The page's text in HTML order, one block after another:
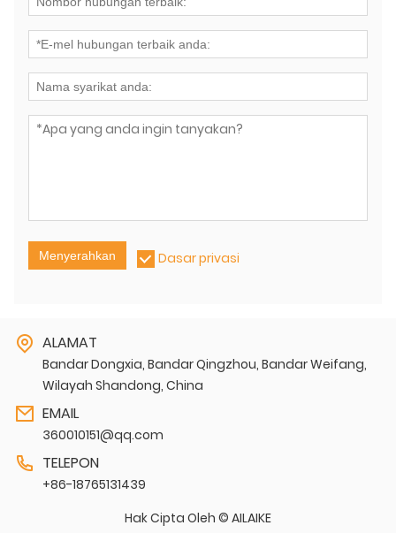
Menyerahkan Dasar privasi
ALAMAT
Bandar Dongxia, Bandar Qingzhou, Bandar Weifang,
Wilayah Shandong, China
EMAIL
360010151@qq.com
TELEPON
+86-18765131439
Hak Cipta Oleh © AILAIKE